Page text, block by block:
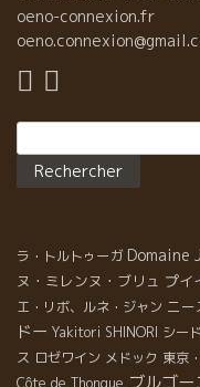
oeno-connexion.fr
ラ・トルトゥーガ Domaine
ヌ・ミレンヌ・ブリュ プイ
エ・リボ、ルネ・ジャン ニー
ドー Yakitori SHINORI シー
ス ロゼワイン メドック 東京
ブルゴー